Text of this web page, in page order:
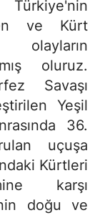
ve Kürt
olayların
oluruz.
Savaşı
Yeşil
36.
uçuşa
Kürtleri
karşı
doğu ve